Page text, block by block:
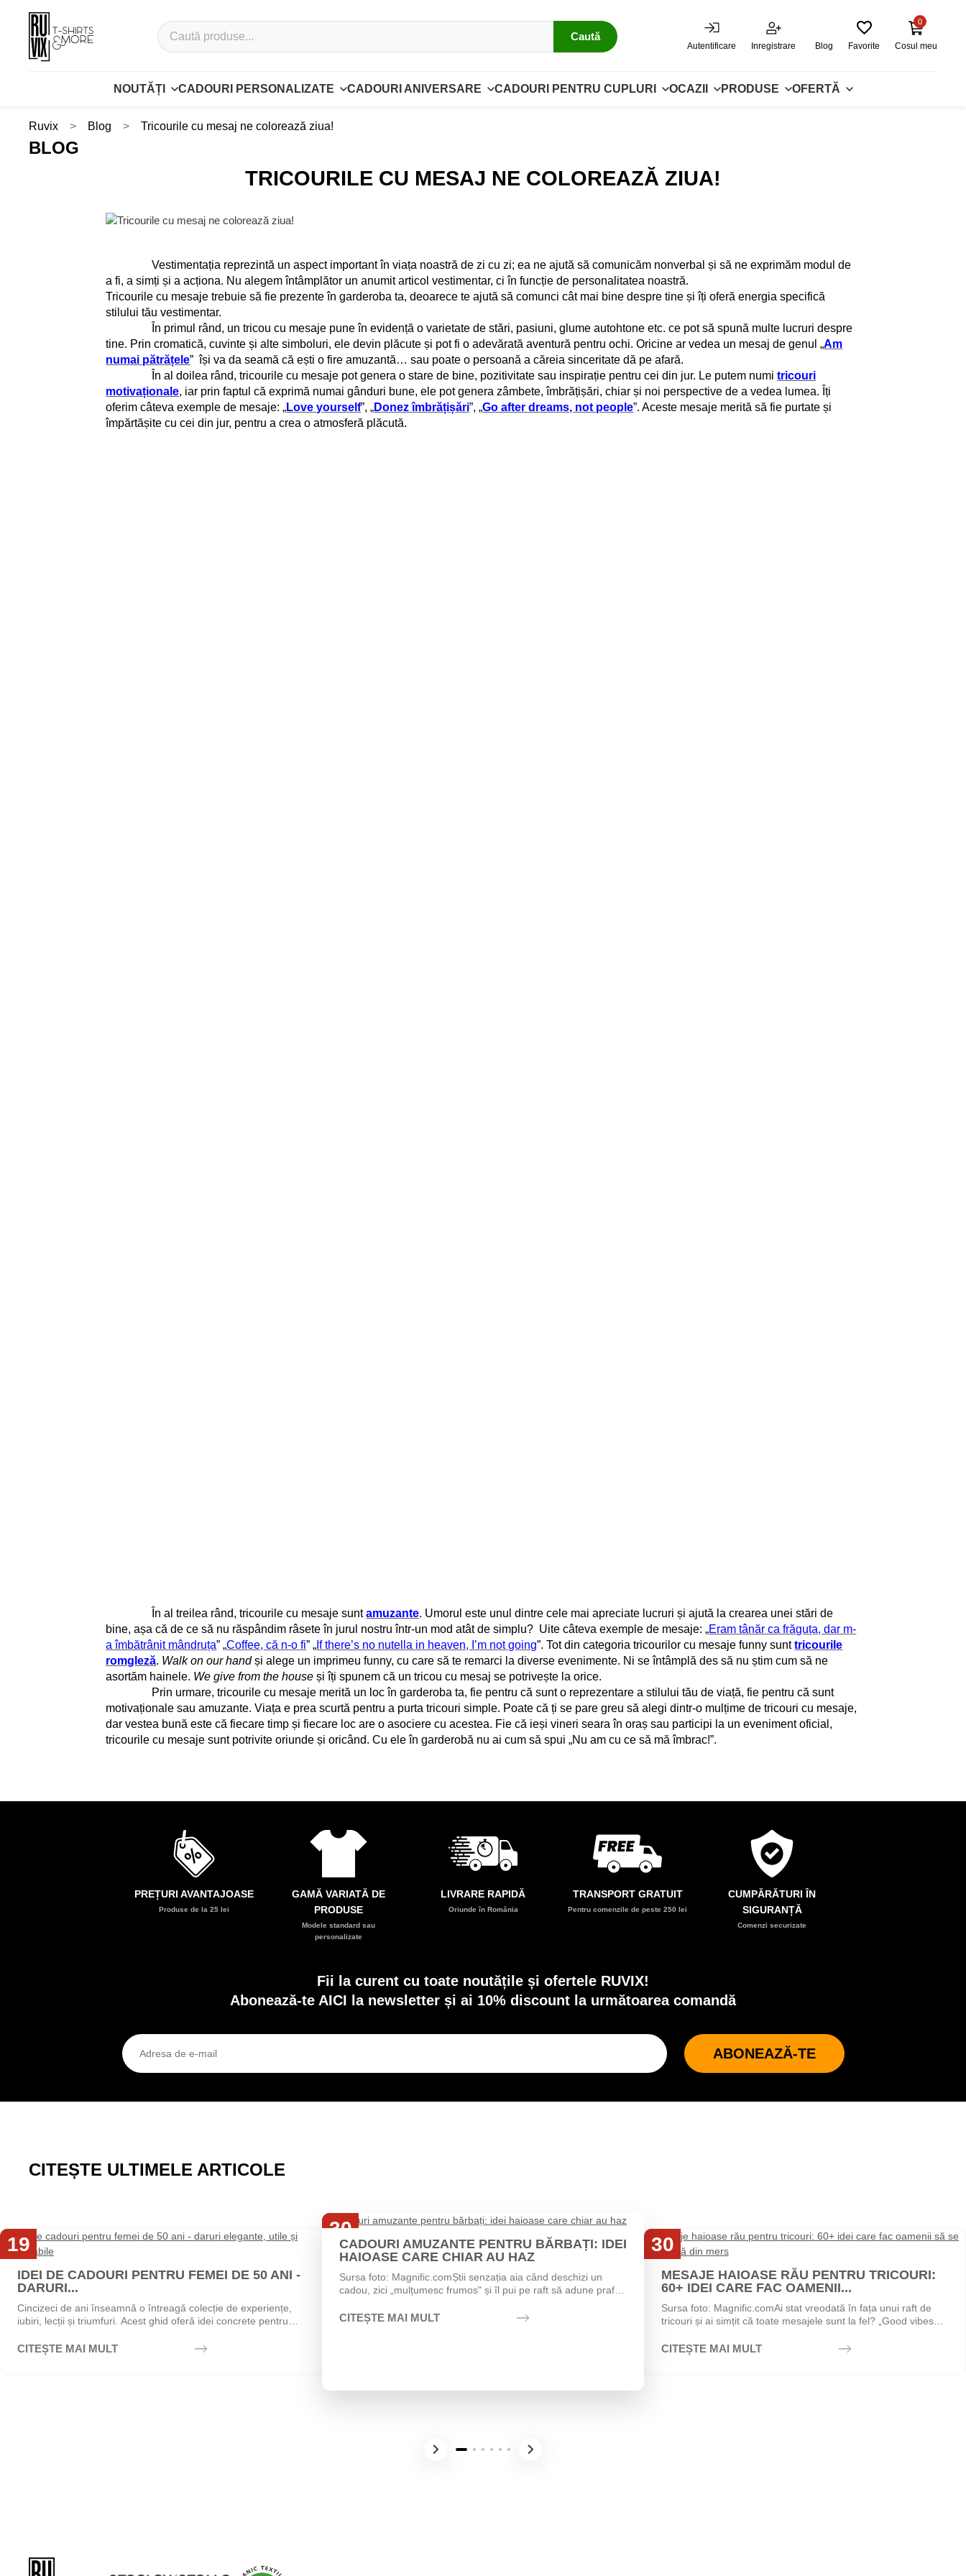
Caută
Autentificare Inregistrare Blog Favorite Cosul meu
0
NOUTĂȚI CADOURI PERSONALIZATE CADOURI ANIVERSARE CADOURI PENTRU CUPLURI OCAZII PRODUSE OFERTĂ
Ruvix Blog Tricourile cu mesaj ne colorează ziua!
BLOG
TRICOURILE CU MESAJ NE COLOREAZĂ ZIUA!
Vestimentația reprezintă un aspect important în viața noastră de zi cu zi; ea ne ajută să comunicăm nonverbal și să ne exprimăm modul de
a fi, a simți și a acționa. Nu alegem întâmplător un anumit articol vestimentar, ci în funcție de personalitatea noastră.
Tricourile cu mesaje trebuie să fie prezente în garderoba ta, deoarece te ajută să comunci cât mai bine despre tine și îți oferă energia specifică
stilului tău vestimentar.
În primul rând, un tricou cu mesaje pune în evidență o varietate de stări, pasiuni, glume autohtone etc. ce pot să spună multe lucruri despre
tine. Prin cromatică, cuvinte și alte simboluri, ele devin plăcute și pot fi o adevărată aventură pentru ochi. Oricine ar vedea un mesaj de genul „Am
numai pătrățele” își va da seamă că ești o fire amuzantă… sau poate o persoană a căreia sinceritate dă pe afară.
În al doilea rând, tricourile cu mesaje pot genera o stare de bine, pozitivitate sau inspirație pentru cei din jur. Le putem numitricouri
motivaționale, iar prin faptul că exprimă numai gânduri bune, ele pot genera zâmbete, îmbrățișări, chiar și noi perspective de a vedea lumea. Îți
oferim câteva exemple de mesaje: „Love yourself”, „Donez îmbrățișări”, „Go after dreams, not people”. Aceste mesaje merită să fie purtate și
împărtășite cu cei din jur, pentru a crea o atmosferă plăcută.
În al treilea rând, tricourile cu mesaje suntamuzante. Umorul este unul dintre cele mai apreciate lucruri și ajută la crearea unei stări de
bine, așa că de ce să nu răspândim râsete în jurul nostru într-un mod atât de simplu? Uite câteva exemple de mesaje: „Eram tânăr ca frăguța, dar m-
a îmbătrânit mândruța” „Coffee, că n-o fi” „ If there’s no nutella in heaven, I’m not going”. Tot din categoria tricourilor cu mesaje funny sunttricourile
romgleză. Walk on our handși alege un imprimeu funny, cu care să te remarci la diverse evenimente. Ni se întâmplă des să nu știm cum să ne
asortăm hainele. We give from the house și îți spunem că un tricou cu mesaj se potrivește la orice.
Prin urmare, tricourile cu mesaje merită un loc în garderoba ta, fie pentru că sunt o reprezentare a stilului tău de viață, fie pentru că sunt
motivaționale sau amuzante. Viața e prea scurtă pentru a purta tricouri simple. Poate că ți se pare greu să alegi dintr-o mulțime de tricouri cu mesaje,
dar vestea bună este că fiecare timp și fiecare loc are o asociere cu acestea. Fie că ieși vineri seara în oraș sau participi la un eveniment oficial,
tricourile cu mesaje sunt potrivite oriunde și oricând. Cu ele în garderobă nu ai cum să spui „Nu am cu ce să mă îmbrac!”.
PREȚURI AVANTAJOASE
Produse de la 25 lei
GAMĂ VARIATĂ DE
PRODUSE
Modele standard sau
personalizate
LIVRARE RAPIDĂ
Oriunde în România
TRANSPORT GRATUIT
Pentru comenzile de peste 250 lei
CUMPĂRĂTURI ÎN
SIGURANȚĂ
Comenzi securizate
Fii la curent cu toate noutățile și ofertele RUVIX!
Abonează-te AICI la newsletter și ai 10% discount la următoarea comandă
ABONEAZĂ-TE
CITEȘTE ULTIMELE ARTICOLE
19
IDEI DE CADOURI PENTRU FEMEI DE 50 ANI -
DARURI...
Cincizeci de ani înseamnă o întreagă colecție de experiențe,
iubiri, lecții și triumfuri. Acest ghid oferă idei concrete pentru
CITEȘTE MAI MULT
30
Iul
CADOURI AMUZANTE PENTRU BĂRBAȚI: IDEI
HAIOASE CARE CHIAR AU HAZ
Sursa foto: Magnific.comȘtii senzația aia când deschizi un
cadou, zici „mulțumesc frumos" și îl pui pe raft să adune praf?
CITEȘTE MAI MULT
30
MESAJE HAIOASE RĂU PENTRU TRICOURI:
60+ IDEI CARE FAC OAMENII...
Sursa foto: Magnific.comAi stat vreodată în fața unui raft de
tricouri și ai simțit că toate mesajele sunt la fel? „Good vibes
CITEȘTE MAI MULT